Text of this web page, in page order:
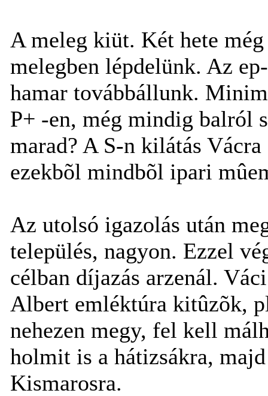
A meleg kiüt. Két hete
melegben lépdelünk. Az
hamar továbbállunk.
P+ -en, még mindig balról
marad? A S-n kilátás
ezekbõl mindbõl ipari
Az utolsó igazolás után
település, nagyon. Ezzel
célban díjazás arzenál.
Albert emléktúra kitûzõk,
nehezen megy, fel kell
holmit is a hátizsákra,
Kismarosra.